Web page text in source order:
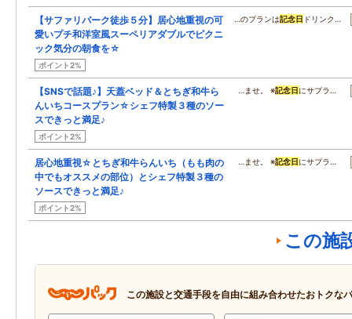
【サファリパーク徒歩５分】居心地重視の可
愛いプチ和洋室風スーペリアダブルでピクニ
ック気分の朝食を☆
ポイント2%
…のプランは記念日 ドリンク…
【SNSで話題♪】天蓋ベッド＆とちぎ和牛ら
んいちコースプラン☆シェフ特製３種のソー
スできっと満足♪
ポイント2%
…ませ。 ※記念日 にサプラ…
居心地重視☆とちぎ和牛らんいち（もも肉の
中でもオススメの部位）とシェフ特製３種の
ソースできっと満足♪
ポイント2%
…ませ。 ※記念日 にサプラ…
この施
この施設と交通手段を自由に組み合わせたおトクな